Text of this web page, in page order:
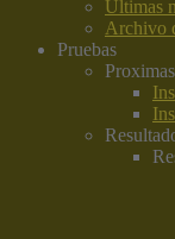
Últimas
Archivo
Pruebas